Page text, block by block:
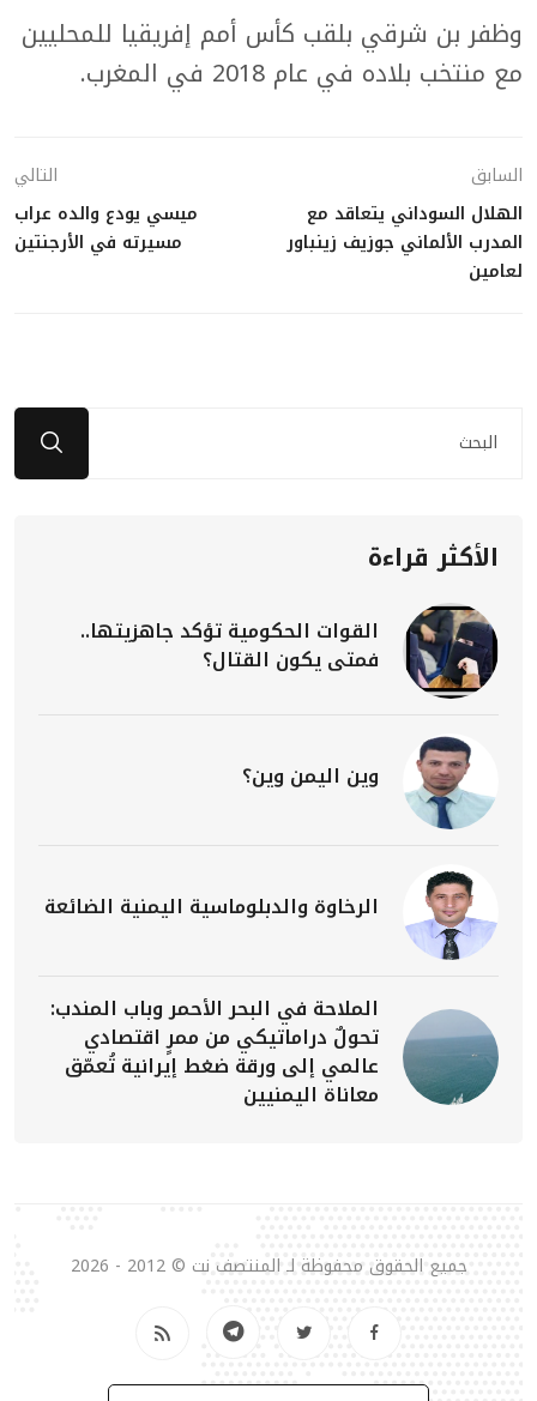
وظفر بن شرقي بلقب كأس أمم إفريقيا للمحليين
مع منتخب بلاده في عام 2018 في المغرب.
السابق
الهلال السوداني يتعاقد مع
المدرب الألماني جوزيف زينباور
لعامين
التالي
ميسي يودع والده عراب
مسيرته في الأرجنتين
الأكثر قراءة
القوات الحكومية تؤكد جاهزيتها..
فمتى يكون القتال؟
وين اليمن وين؟
الرخاوة والدبلوماسية اليمنية الضائعة
الملاحة في البحر الأحمر وباب المندب:
تحولٌ دراماتيكي من ممرٍ اقتصادي
عالمي إلى ورقة ضغط إيرانية تُعمّق
معاناة اليمنيين
جميع الحقوق محفوظة لـ المنتصف نت © 2012 - 2026